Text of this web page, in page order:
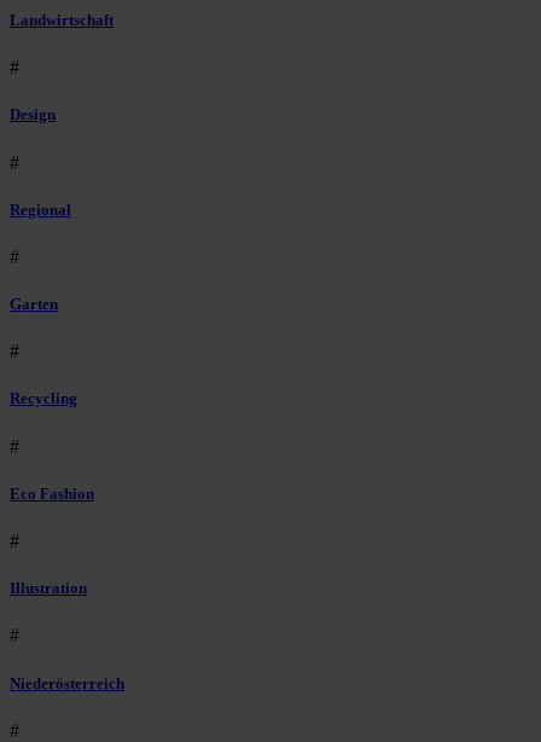
Landwirtschaft
#
Design
#
Regional
#
Garten
#
Recycling
#
Eco Fashion
#
Illustration
#
Niederösterreich
#